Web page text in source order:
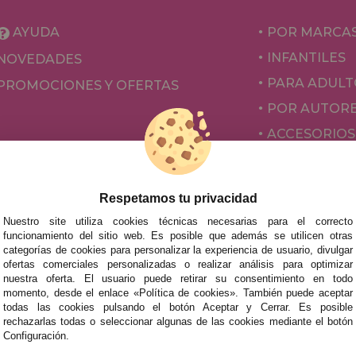
AYUDA
Y OFERTAS
POR
INFANTILES
PARA
POR
ACCESORIOS
JUEGOS DE
tus puzzles a cualquier ciudad del territorio español:
Castellón, Ceuta, Ciudad Real, Córdoba, Cuenca,
Melilla, Murcia, Navarra, Orense, Palencia, Pontevedra,
Respetamos tu privacidad
Nuestro site utiliza cookies técnicas necesarias para el correcto
funcionamiento del sitio web. Es posible que además se utilicen otras
categorías de cookies para personalizar la experiencia de usuario, divulgar
ofertas comerciales personalizadas o realizar análisis para optimizar
nuestra oferta. El usuario puede retirar su consentimiento en todo
momento, desde el enlace «Política de cookies». También puede aceptar
todas las cookies pulsando el botón Aceptar y Cerrar. Es posible
rechazarlas todas o seleccionar algunas de las cookies mediante el botón
Configuración.